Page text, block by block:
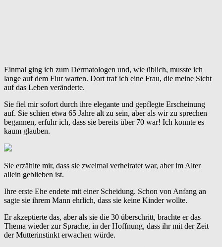
Einmal ging ich zum Dermatologen und, wie üblich, musste ich
lange auf dem Flur warten. Dort traf ich eine Frau, die meine Sicht
auf das Leben veränderte.
Sie fiel mir sofort durch ihre elegante und gepflegte Erscheinung
auf. Sie schien etwa 65 Jahre alt zu sein, aber als wir zu sprechen
begannen, erfuhr ich, dass sie bereits über 70 war! Ich konnte es
kaum glauben.
Sie erzählte mir, dass sie zweimal verheiratet war, aber im Alter
allein geblieben ist.
Ihre erste Ehe endete mit einer Scheidung. Schon von Anfang an
sagte sie ihrem Mann ehrlich, dass sie keine Kinder wollte.
Er akzeptierte das, aber als sie die 30 überschritt, brachte er das
Thema wieder zur Sprache, in der Hoffnung, dass ihr mit der Zeit
der Mutterinstinkt erwachen würde.